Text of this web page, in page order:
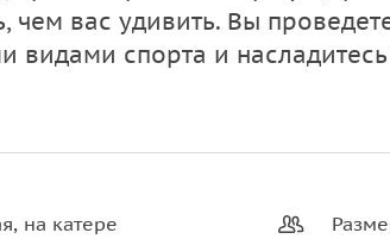
чем вас удивить. Вы
видами спорта и
на катере